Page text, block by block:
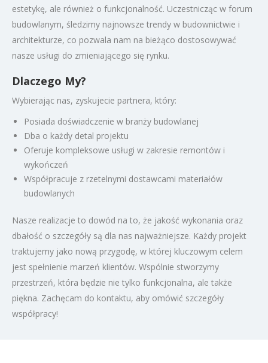
estetykę, ale również o funkcjonalność. Uczestnicząc w forum
budowlanym, śledzimy najnowsze trendy w budownictwie i
architekturze, co pozwala nam na bieżąco dostosowywać
nasze usługi do zmieniającego się rynku.
Dlaczego My?
Wybierając nas, zyskujecie partnera, który:
Posiada doświadczenie w branży budowlanej
Dba o każdy detal projektu
Oferuje kompleksowe usługi w zakresie remontów i
wykończeń
Współpracuje z rzetelnymi dostawcami materiałów
budowlanych
Nasze realizacje to dowód na to, że jakość wykonania oraz
dbałość o szczegóły są dla nas najważniejsze. Każdy projekt
traktujemy jako nową przygodę, w której kluczowym celem
jest spełnienie marzeń klientów. Wspólnie stworzymy
przestrzeń, która będzie nie tylko funkcjonalna, ale także
piękna. Zachęcam do kontaktu, aby omówić szczegóły
współpracy!